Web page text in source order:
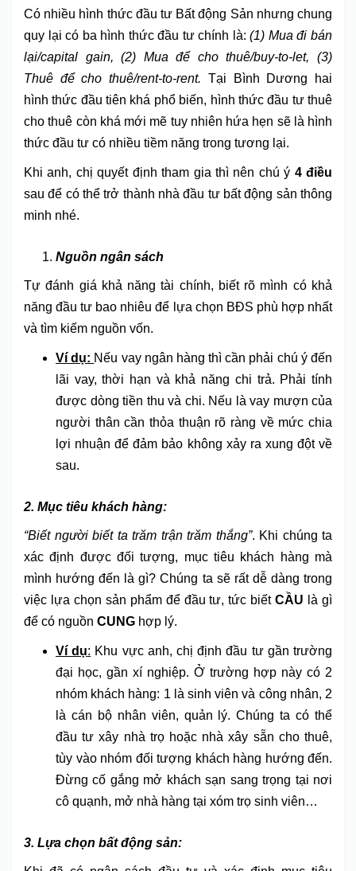
Có nhiều hình thức đầu tư Bất động Sản nhưng chung
quy lại có ba hình thức đầu tư chính là: (1) Mua đi bán
lại/capital gain, (2) Mua để cho thuê/buy-to-let, (3)
Thuê để cho thuê/rent-to-rent. Tại Bình Dương hai
hình thức đầu tiên khá phổ biến, hình thức đầu tư thuê
cho thuê còn khá mới mẽ tuy nhiên hứa hẹn sẽ là hình
thức đầu tư có nhiều tiềm năng trong tương lại.
Khi anh, chị quyết định tham gia thì nên chú ý 4 điều
sau để có thể trở thành nhà đầu tư bất động sản thông
minh nhé.
Nguồn ngân sách
Tự đánh giá khả năng tài chính, biết rõ mình có khả
năng đầu tư bao nhiêu để lựa chọn BĐS phù hợp nhất
và tìm kiếm nguồn vốn.
Ví dụ: Nếu vay ngân hàng thì cần phải chú ý đến
lãi vay, thời hạn và khả năng chi trả. Phải tính
được dòng tiền thu và chi. Nếu là vay mượn của
người thân cần thỏa thuận rõ ràng về mức chia
lợi nhuận để đảm bảo không xảy ra xung đột về
sau.
2. Mục tiêu khách hàng:
“Biết người biết ta trăm trận trăm thắng”. Khi chúng ta
xác định được đối tượng, mục tiêu khách hàng mà
mình hướng đến là gì? Chúng ta sẽ rất dễ dàng trong
việc lựa chọn sản phẩm để đầu tư, tức biếtCẦU là gì
để có nguồn CUNG hợp lý.
Ví dụ: Khu vực anh, chị định đầu tư gần trường
đại học, gần xí nghiệp. Ở trường hợp này có 2
nhóm khách hàng: 1 là sinh viên và công nhân, 2
là cán bộ nhân viên, quản lý. Chúng ta có thể
đầu tư xây nhà trọ hoặc nhà xây sẵn cho thuê,
tùy vào nhóm đối tượng khách hàng hướng đến.
Đừng cố gắng mở khách sạn sang trọng tại nơi
cô quạnh, mở nhà hàng tại xóm trọ sinh viên…
3. Lựa chọn bất động sản: